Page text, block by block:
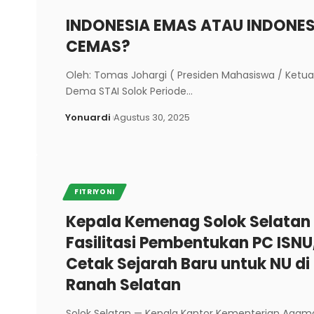
INDONESIA EMAS ATAU
CEMAS?
Oleh: Tomas Johargi ( Presiden Mahasiswa / Ketua
Dema STAI Solok Periode…
Yonuardi Agustus 30, 2025
FITRIYONI
Kepala Kemenag Solok Selatan
Fasilitasi Pembentukan PC
Cetak Sejarah Baru untuk NU di
Ranah Selatan